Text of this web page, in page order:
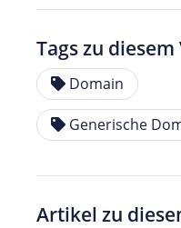
Tags zu
Domain
Generische
Artikel zu